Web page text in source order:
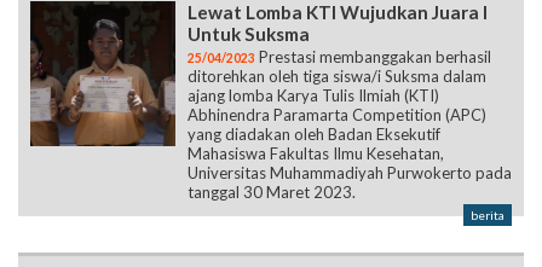
Lewat Lomba KTI Wujudkan Juara I
Untuk Suksma
25/04/2023 Prestasi membanggakan berhasil
ditorehkan oleh tiga siswa/i Suksma dalam
ajang lomba Karya Tulis Ilmiah (KTI)
Abhinendra Paramarta Competition (APC)
yang diadakan oleh Badan Eksekutif
Mahasiswa Fakultas Ilmu Kesehatan,
Universitas Muhammadiyah Purwokerto pada
tanggal 30 Maret 2023.
berita